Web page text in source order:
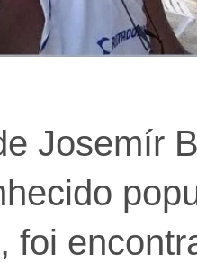
Josemír
foi